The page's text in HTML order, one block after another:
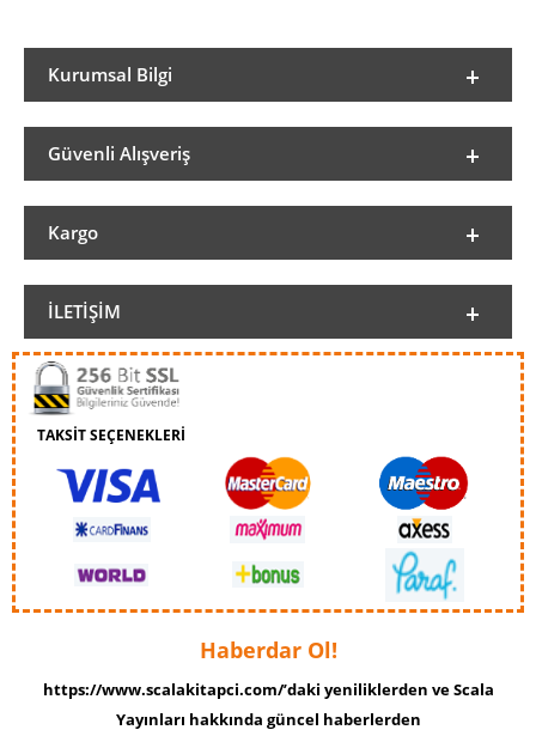
Kurumsal Bilgi
Güvenli Alışveriş
Kargo
İLETIŞIM
TAKSİT SEÇENEKLERİ
Haberdar Ol!
https://www.scalakitapci.com/’daki yeniliklerden ve Scala
Yayınları hakkında güncel haberlerden